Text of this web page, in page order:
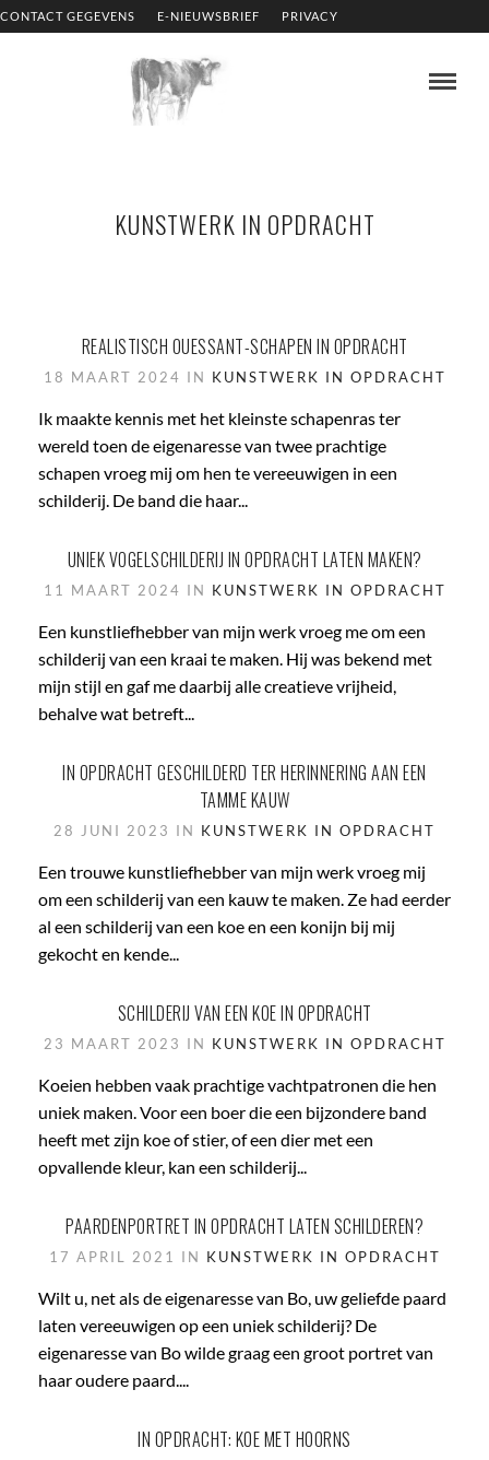
CONTACT GEGEVENS E-NIEUWSBRIEF PRIVACY
KUNSTWERK IN OPDRACHT
REALISTISCH OUESSANT-SCHAPEN IN OPDRACHT
18 MAART 2024 IN KUNSTWERK IN OPDRACHT
Ik maakte kennis met het kleinste schapenras ter
wereld toen de eigenaresse van twee prachtige
schapen vroeg mij om hen te vereeuwigen in een
schilderij. De band die haar...
UNIEK VOGELSCHILDERIJ IN OPDRACHT LATEN MAKEN?
11 MAART 2024 IN KUNSTWERK IN OPDRACHT
Een kunstliefhebber van mijn werk vroeg me om een
schilderij van een kraai te maken. Hij was bekend met
mijn stijl en gaf me daarbij alle creatieve vrijheid,
behalve wat betreft...
IN OPDRACHT GESCHILDERD TER HERINNERING AAN EEN
TAMME KAUW
28 JUNI 2023 IN KUNSTWERK IN OPDRACHT
Een trouwe kunstliefhebber van mijn werk vroeg mij
om een schilderij van een kauw te maken. Ze had eerder
al een schilderij van een koe en een konijn bij mij
gekocht en kende...
SCHILDERIJ VAN EEN KOE IN OPDRACHT
23 MAART 2023 IN KUNSTWERK IN OPDRACHT
Koeien hebben vaak prachtige vachtpatronen die hen
uniek maken. Voor een boer die een bijzondere band
heeft met zijn koe of stier, of een dier met een
opvallende kleur, kan een schilderij...
PAARDENPORTRET IN OPDRACHT LATEN SCHILDEREN?
17 APRIL 2021 IN KUNSTWERK IN OPDRACHT
Wilt u, net als de eigenaresse van Bo, uw geliefde paard
laten vereeuwigen op een uniek schilderij? De
eigenaresse van Bo wilde graag een groot portret van
haar oudere paard....
IN OPDRACHT: KOE MET HOORNS